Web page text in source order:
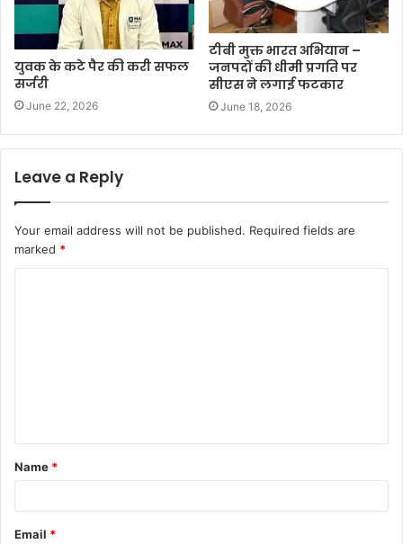
युवक के कटे पैर की करी सफल
सर्जरी
June 22, 2026
टीबी मुक्त भारत अभियान –
जनपदों की धीमी प्रगति पर
सीएस ने लगाई फटकार
June 18, 2026
Leave a Reply
Your email address will not be published. Required fields are
marked *
t
*
Name *
Email *